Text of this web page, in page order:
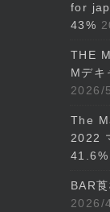
for
43%
THE
Mデ
2026/
The
2022
41.6%
BAR
2026/